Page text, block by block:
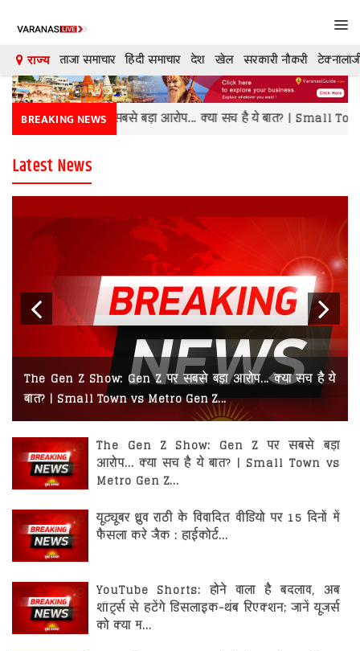
राज्य ताजा समाचार हिंदी समाचार देश खेल सरकारी नौकरी
देश
दुनिया
मनोरंजन
शिक्षा
कारोबार
स्वास्थ्य
Z पर सबसे बड़ा आरोप... क्या सच है ये बात? | Small Town vs
BREAKING NEWS
Latest News
The Gen Z Show: Gen Z पर सबसे बड़ा आरोप... क्या सच है ये
बात? | Small Town vs Metro Gen Z...
Next
The Gen Z Show: Gen Z पर सबसे बड़ा
आरोप... क्या सच है ये बात? | Small Town vs
Metro Gen Z...
यूट्यूबर ध्रुव राठी के विवादित वीडियो पर 15 दिनों में
फैसला करे जैक : हाईकोर्ट...
YouTube Shorts: होने वाला है बदलाव, अब
शॉर्ट्स से हटेंगे डिसलाइक-थंब रिएक्शन; जानें यूजर्स
को क्या म...